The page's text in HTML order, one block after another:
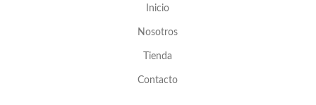
Inicio
Nosotros
Tienda
Contacto